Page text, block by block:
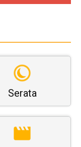
Serata